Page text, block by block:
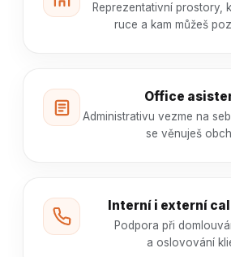
Reprezentativní prostory,
ruce a kam můžeš
Office
Administrativu vezme na
se věnuješ
Interní i externí
Podpora při
a oslovování